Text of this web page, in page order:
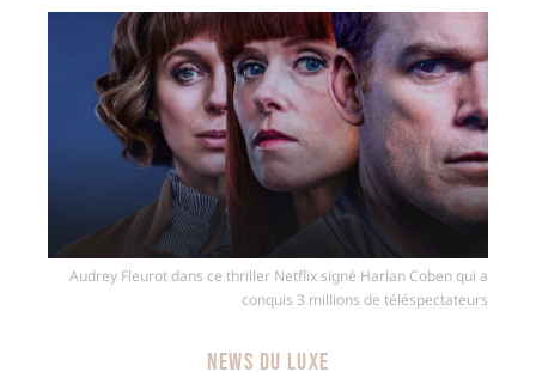
Audrey Fleurot dans ce thriller Netflix signé Harlan Coben qui a
conquis 3 millions de téléspectateurs
NEWS DU LUXE